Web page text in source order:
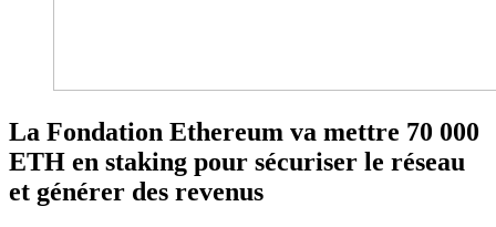
La Fondation Ethereum va mettre 70 000
ETH en staking pour sécuriser le réseau
et générer des revenus